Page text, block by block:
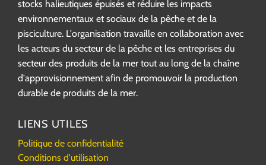
stocks halieutiques épuisés et réduire les impacts
environnementaux et sociaux de la pêche et de la
pisciculture. L'organisation travaille en collaboration avec
les acteurs du secteur de la pêche et les entreprises du
secteur des produits de la mer tout au long de la chaîne
d'approvisionnement afin de promouvoir la production
durable de produits de la mer.
LIENS UTILES
Politique de confidentialité
Conditions d'utilisation